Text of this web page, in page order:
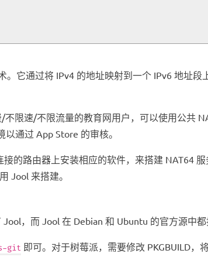
。它通过将 IPv4 的地址映射到一个 IPv6 地址
限速/不限流量的教育网用户，可以使用公共
通过 App Store 的审核。
的路由器上安装相应的软件，来搭建 NAT64
Jool 来搭建。
，而 Jool 在 Debian 和 Ubuntu 的官方源中
git 即可。对于树莓派，需要修改 PKGBUILD，